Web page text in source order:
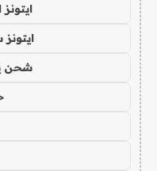
شحن